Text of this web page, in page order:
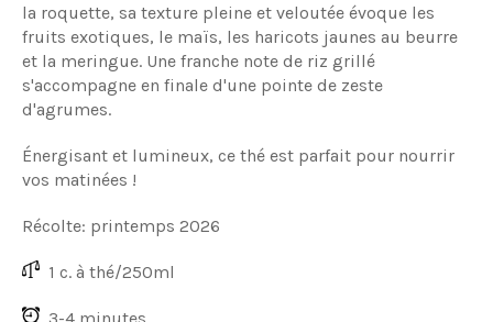
la roquette, sa texture pleine et veloutée évoque les
fruits exotiques, le maïs, les haricots jaunes au beurre
et la meringue. Une franche note de riz grillé
s'accompagne en finale d'une pointe de zeste
d'agrumes.
Énergisant et lumineux, ce thé est parfait pour nourrir
vos matinées !
Récolte: printemps 2026
1 c. à thé/250ml
3-4 minutes